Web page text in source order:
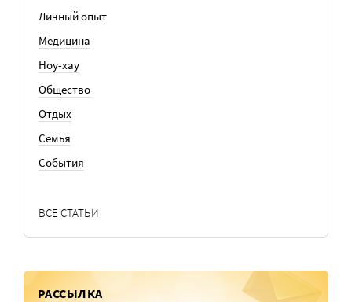
Личный опыт
Медицина
Ноу-хау
Общество
Отдых
Семья
События
ВСЕ СТАТЬИ
РАССЫЛКА